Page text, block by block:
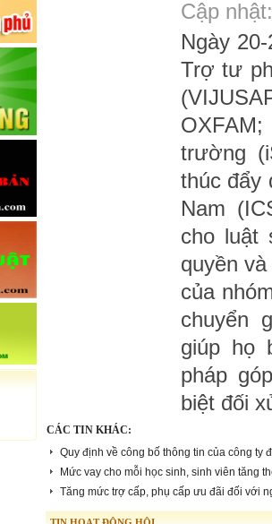
Cập
Ngày
Trợ tư
trường
thúc đẩy
Nam
cho luật
quyền
của
chuyển
giúp họ
pháp
biệt đối
CÁC TIN KHÁC:
Quy định về công bố thông tin của công ty
Mức vay cho mỗi học sinh, sinh viên tăng
Tăng mức trợ cấp, phụ cấp ưu đãi đối với